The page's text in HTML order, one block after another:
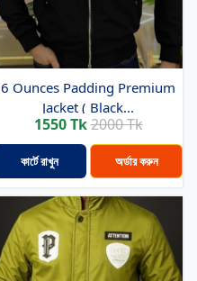
6 Ounces Padding Premium
Jacket ( Black...
1550 Tk2000 Tk
কার্টে রাখুন অর্ডার করুন